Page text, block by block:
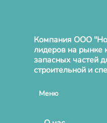
Компания ООО
лидеров на рынке
запасных частей
строительной и
Меню